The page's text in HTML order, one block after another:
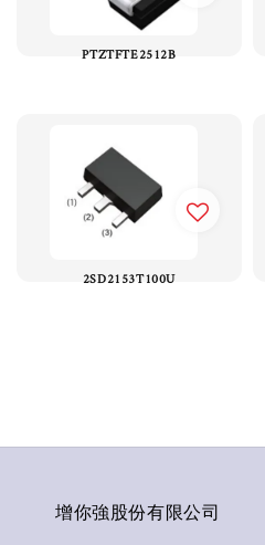
PTZTFTE2512B
2SD2153T100U
增你強股份有限公司